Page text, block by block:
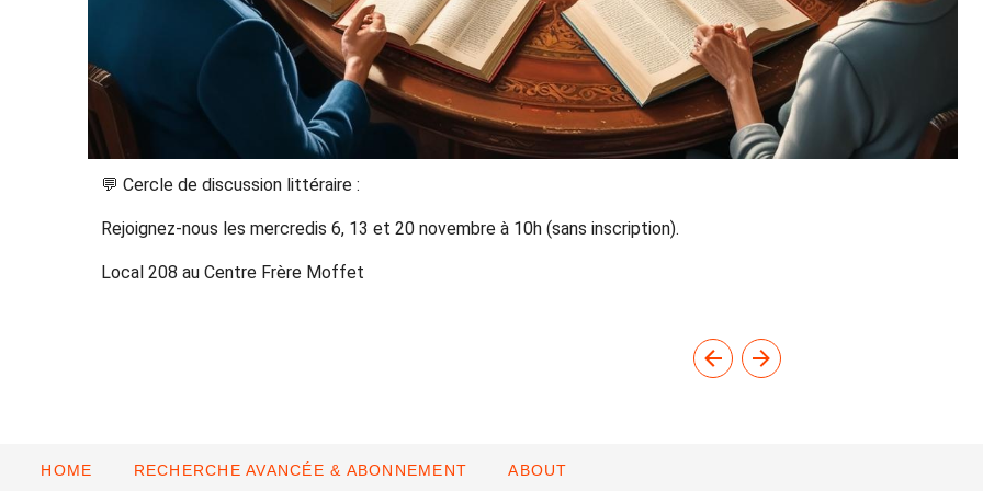
💬 Cercle de discussion littéraire :
Rejoignez-nous les mercredis 6, 13 et 20 novembre à 10h (sans inscription).
Local 208 au Centre Frère Moffet
HOME RECHERCHE AVANCÉE & ABONNEMENT ABOUT